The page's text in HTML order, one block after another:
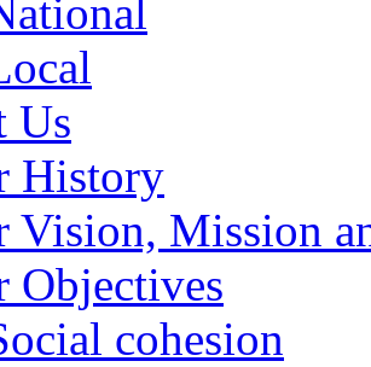
Us
History
Vision, Mission
Objectives
cohesion